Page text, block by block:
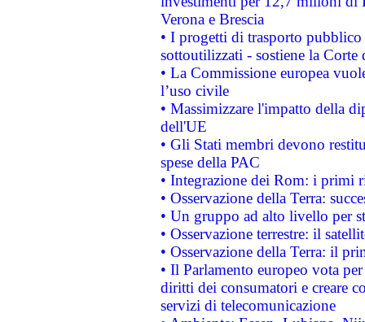
Verona e Brescia
• I progetti di trasporto
sottoutilizzati - sostiene la Corte
• La Commissione europea
l’uso civile
• Massimizzare l'impatto della
dell'UE
• Gli Stati membri devono
spese della PAC
• Integrazione dei Rom: i primi
• Osservazione della Terra:
• Un gruppo ad alto livello per
• Osservazione terrestre: il
• Osservazione della Terra: il
• Il Parlamento europeo vota
diritti dei consumatori e creare
servizi di telecomunicazione